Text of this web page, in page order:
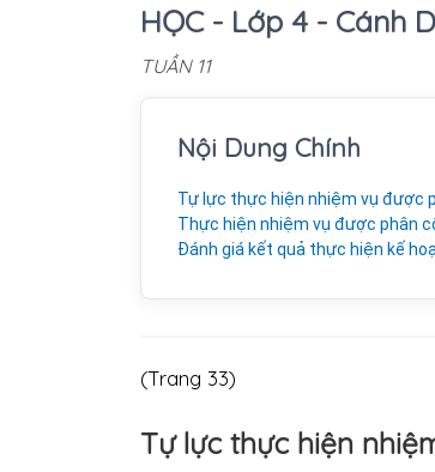
HỌC - Lớp 4 - Cánh
TUẦN 11
Nội Dung Chính
Tự lực thực hiện nhiệm vụ được
Thực hiện nhiệm vụ được phân
Đánh giá kết quả thực hiện kế
(Trang 33)
Tự lực thực hiện